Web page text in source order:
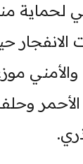
لحماية
والأمني